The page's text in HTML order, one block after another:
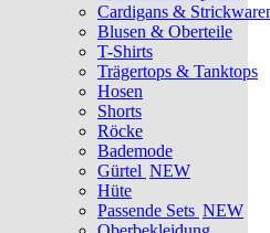
Cardigans &
Blusen & Oberteile
T-Shirts
Trägertops & Tanktops
Hosen
Shorts
Röcke
Bademode
Gürtel NEW
Hüte
Passende Sets NEW